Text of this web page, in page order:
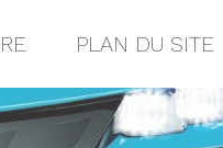
PLAN DU SITE